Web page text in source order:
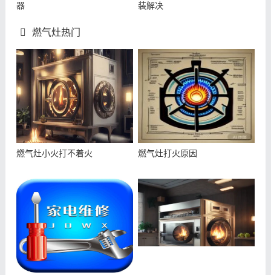
器
装解决
燃气灶热门
燃气灶小火打不着火 燃气灶打火原因